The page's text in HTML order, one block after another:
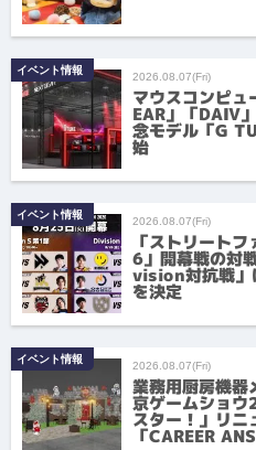
イベント情報 2026.08.07(Fri)
マウスコンピ
EAR」「DAIV
念モデル「G
始
イベント情報 2026.08.07(Fri)
「ストリート
6」開幕戦の対
vision対抗戦」
を決定
イベント情報 2026.08.07(Fri)
業務用厨房機器
京ゲームショ
スター！」リニ
「CAREER